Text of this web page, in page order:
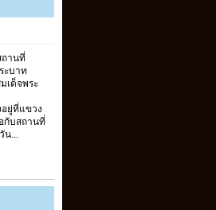
ถานที่
ะบาท
เด็จพระ
ยู่ที่แขวง
กับสถานที่
น...